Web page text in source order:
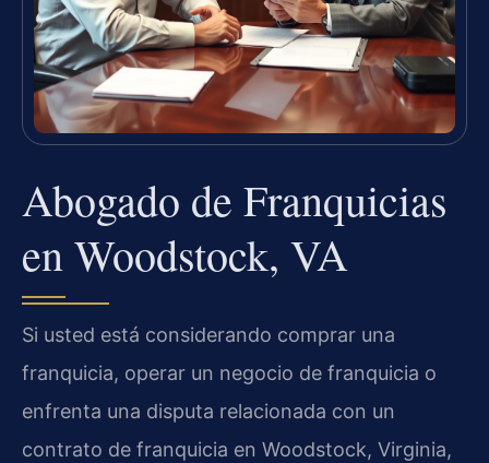
Abogado de Franquicias
en Woodstock, VA
Si usted está considerando comprar una
franquicia, operar un negocio de franquicia o
enfrenta una disputa relacionada con un
contrato de franquicia en Woodstock, Virginia,